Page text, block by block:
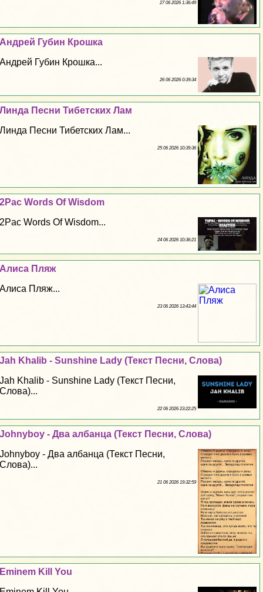
27 06 2026 1:36:49
Андрей Губин Крошка
Андрей Губин Крошка...
26 06 2026 0:39:34
Линда Песни Тибетских Лам
Линда Песни Тибетских Лам...
25 06 2026 10:39:36
2Pac Words Of Wisdom
2Pac Words Of Wisdom...
24 06 2026 10:36:21
Алиса Пляж
Алиса Пляж...
23 06 2026 13:43:44
Jah Khalib - Sunshine Lady (Текст Песни, Слова)
Jah Khalib - Sunshine Lady (Текст Песни,
Слова)...
22 06 2026 23:22:25
Johnyboy - Два албанца (Текст Песни, Слова)
Johnyboy - Два албанца (Текст Песни,
Слова)...
21 06 2026 19:32:59
Eminem Kill You